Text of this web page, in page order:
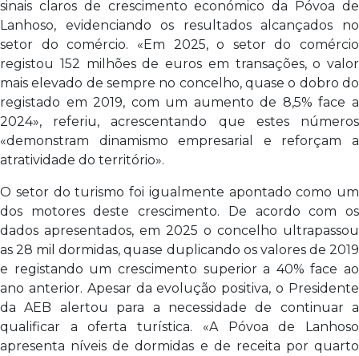
sinais claros de crescimento económico da Póvoa de
Lanhoso, evidenciando os resultados alcançados no
setor do comércio. «Em 2025, o setor do comércio
registou 152 milhões de euros em transações, o valor
mais elevado de sempre no concelho, quase o dobro do
registado em 2019, com um aumento de 8,5% face a
2024», referiu, acrescentando que estes números
«demonstram dinamismo empresarial e reforçam a
atratividade do território».
O setor do turismo foi igualmente apontado como um
dos motores deste crescimento. De acordo com os
dados apresentados, em 2025 o concelho ultrapassou
as 28 mil dormidas, quase duplicando os valores de 2019
e registando um crescimento superior a 40% face ao
ano anterior. Apesar da evolução positiva, o Presidente
da AEB alertou para a necessidade de continuar a
qualificar a oferta turística. «A Póvoa de Lanhoso
apresenta níveis de dormidas e de receita por quarto